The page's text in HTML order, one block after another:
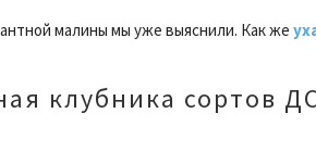
малины мы уже выяснили. Как же
клубника сортов